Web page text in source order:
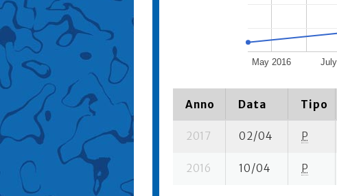
May 2016
Anno Data Tipo
2017 02/04 P
2016 10/04 P